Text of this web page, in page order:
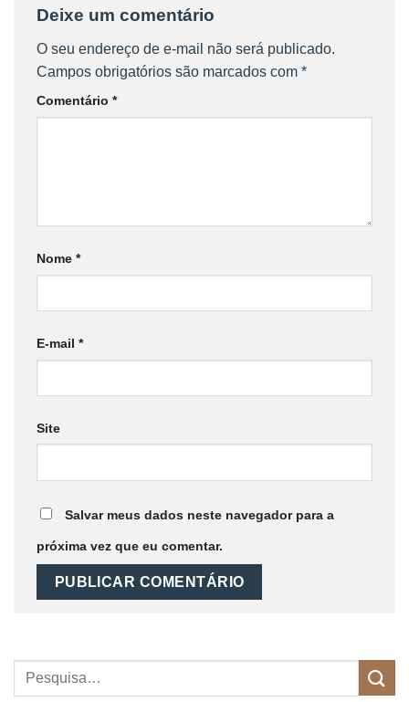
Deixe um comentário
O seu endereço de e-mail não será publicado.
Campos obrigatórios são marcados com *
Comentário *
Nome *
E-mail *
Site
Salvar meus dados neste navegador para a
próxima vez que eu comentar.